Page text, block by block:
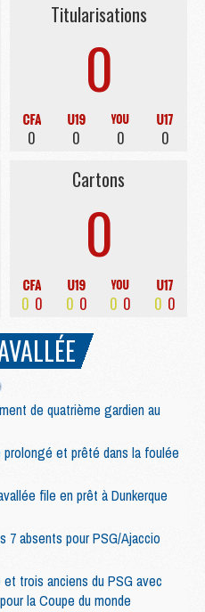
Titularisations
0
0 0 0 0
Cartons
0
0 0 0 0 0 0 0 0
de quatrième gardien au
prolongé et prêté dans la foulée
file en prêt à Dunkerque
7 absents pour PSG/Ajaccio
et trois anciens du PSG avec
la Coupe du monde